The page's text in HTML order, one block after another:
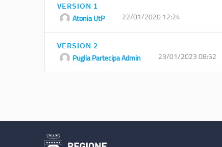
VERSION 1
Atonia UtP 22/01/2020 12:24
VERSION 2
Puglia Partecipa Admin 23/01/2023 08:52